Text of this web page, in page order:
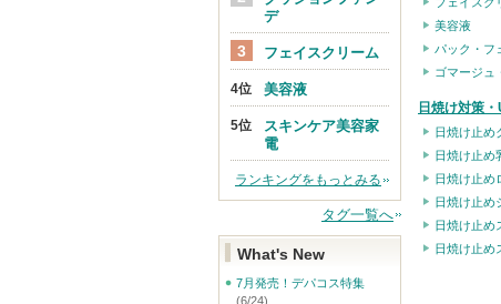
美容液
パック・フ
ゴマージュ
日焼け対策
日焼け止め
日焼け止め
日焼け止め
日焼け止め
日焼け止め
日焼け止め
デ
フェイスクリーム
美容液
スキンケア美容家
電
ランキングをもっとみる
タグ一覧へ
What's New
7月発売！デパコス特集
(6/24)